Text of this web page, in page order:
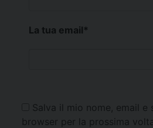
La tua email*
Salva il mio nome, email e
browser per la prossima